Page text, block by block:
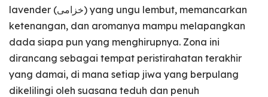
lavender (خزامى) yang ungu lembut, memancarkan
ketenangan, dan aromanya mampu melapangkan
dada siapa pun yang menghirupnya. Zona ini
dirancang sebagai tempat peristirahatan terakhir
yang damai, di mana setiap jiwa yang berpulang
dikelilingi oleh suasana teduh dan penuh